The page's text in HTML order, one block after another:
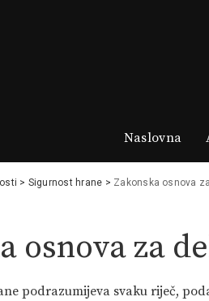
Naslovna
> Sigurnost hrane > Zakonska osnova
osnova za
podrazumijeva svaku riječ,